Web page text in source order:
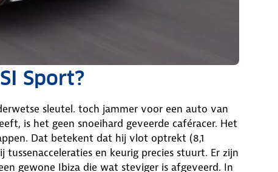
Sport?
sleutel. toch jammer voor een auto van
is het geen snoeihard geveerde caféracer. Het
Dat betekent dat hij vlot optrekt (8,1
en keurig precies stuurt. Er zijn
gewone Ibiza die wat steviger is afgeveerd. In